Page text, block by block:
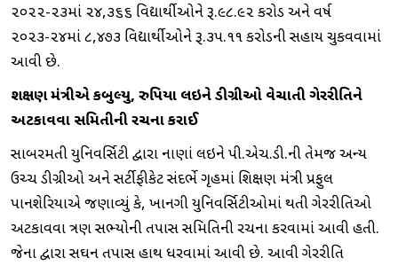
૨૦૨૨-૨૩માં ૨૪,૩૬૬ વિદ્યાર્થીઓને રૂ.૯૮.૯૨ કરોડ અને વર્ષ
૨૦૨૩-૨૪માં ૮,૪૭૩ વિદ્યાર્થીઓને રૂ.૩૫.૧૧ કરોડની સહાય ચુકવવામાં
આવી છે.
શિક્ષણ મંત્રીએ કબુલ્યુ, રુપિયા લઇને ડીગ્રીઓ વેચાતી ગેરરીતિને
અટકાવવા સમિતીની રચના કરાઈ
સાબરમતી યુનિવર્સિટી દ્વારા નાણાં લઇને પી.એચ.ડી.ની તેમજ અન્ય
ઉચ્ચ ડીગ્રીઓ અને સર્ટીફીકેટ સંદર્ભે ગૃહમાં શિક્ષણ મંત્રી પ્રફુલ
પાનશેરિયાએ જણાવ્યું કે, ખાનગી યુનિવર્સિટીઓમાં થતી ગેરરીતિઓ
અટકાવવા ત્રણ સભ્યોની તપાસ સમિતિની રચના કરવામાં આવી હતી.
જેના દ્વારા સઘન તપાસ હાથ ધરવામાં આવી છે. આવી ગેરરીતિ